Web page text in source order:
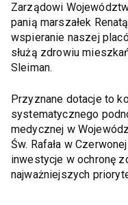
Zarządowi
panią marszałek
wspieranie naszej
służą zdrowiu
Sleiman.
Przyznane dotacje to
systematycznego
medycznej w
Św. Rafała w
inwestycje w ochronę
najważniejszych